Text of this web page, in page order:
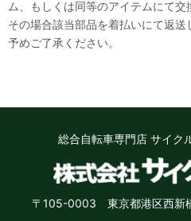
ム、もしくは同等のアイテムにて交
その場合該当部品を着払いにて返
予めご了承ください。
総合自転車専門店 サイク
〒105-0003 東京都港区西新